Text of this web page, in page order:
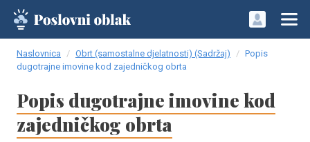
Naslovnica Obrt (samostalne djelatnosti) (Sadržaj)
Popis
dugotrajne imovine kod zajedničkog obrta
Popis dugotrajne imovine kod
zajedničkog obrta